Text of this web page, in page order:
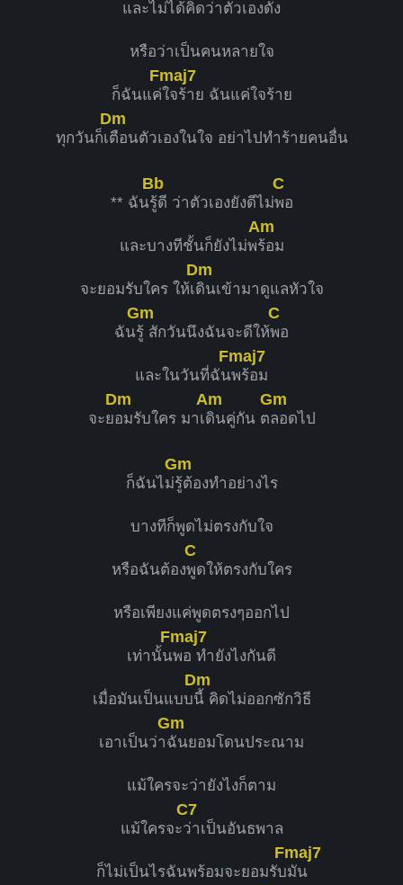
และไม่ได้คิดว่าตัวเองดัง
หรือว่าเป็นคนหลายใจ
ก็ฉันแค่
Fmaj7
ใจร้าย ฉันแค่ใจร้าย
ทุกวันก็เ
Dm
ตือนตัวเองในใจ อย่าไปทำร้ายคนอื่น
** ฉัน
Bb
รู้ดี ว่าตัวเองยังดีไม่
C
พอ
และบางทีชั้นก็ยังไม่พ
Am
ร้อม
จะยอมรับใคร ให้เ
Dm
ดินเข้ามาดูแลหัวใจ
ฉัน
Gm
รู้ สักวันนึงฉันจะดีให้
C
พอ
และในวันที่ฉัน
Fmaj7
พร้อม
จะย
Dm
อมรับใคร มาเ
Am
ดินคู่กัน ต
Gm
ลอดไป
ก็ฉันไม่
Gm
รู้ต้องทำอย่างไร
บางทีก็พูดไม่ตรงกับใจ
หรือฉันต้อง
C
พูดให้ตรงกับใคร
หรือเพียงแค่พูดตรงๆออกไป
เท่านั้น
Fmaj7
พอ ทำยังไงกันดี
เมื่อมันเป็นแบบ
Dm
นี้ คิดไม่ออกซักวิธี
เอาเป็นว่า
Gm
ฉันยอมโดนประณาม
แม้ใครจะว่ายังไงก็ตาม
แม้ใครจะ
C7
ว่าเป็นอันธพาล
ก็ไม่เป็นไรฉันพร้อมจะยอมรับ
Fmaj7
มัน